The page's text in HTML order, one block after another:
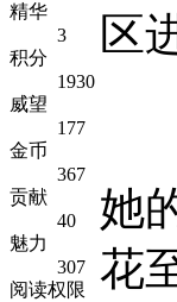
精华
3
积分
1930
威望
177
金币
367
贡献
40
魅力
307
阅读权限
区
她
花